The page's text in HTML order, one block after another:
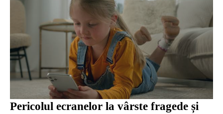
Pericolul ecranelor la vârste fragede și